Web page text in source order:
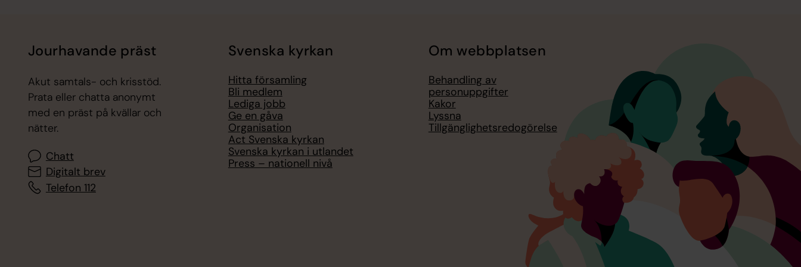
Jourhavande präst
Akut samtals- och krisstöd.
Prata eller chatta anonymt
med en präst på kvällar och
nätter.
Chatt
Digitalt brev
Telefon 112
Svenska kyrkan
Hitta församling
Bli medlem
Lediga jobb
Ge en gåva
Organisation
Act Svenska kyrkan
Svenska kyrkan i utlandet
Press – nationell nivå
Om webbplatsen
Behandling av
personuppgifter
Kakor
Lyssna
Tillgänglighetsredogörelse